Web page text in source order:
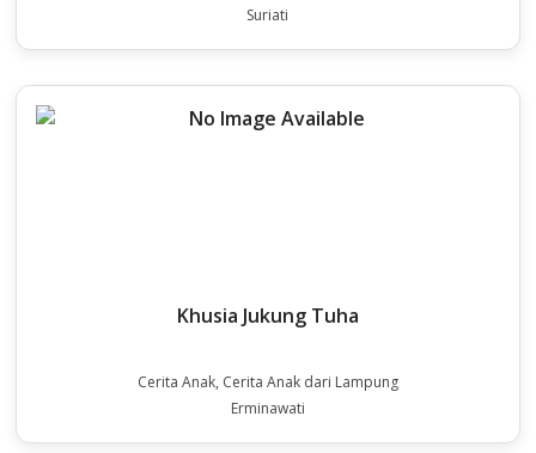
Suriati
Khusia Jukung Tuha
Cerita Anak, Cerita Anak dari Lampung
Erminawati